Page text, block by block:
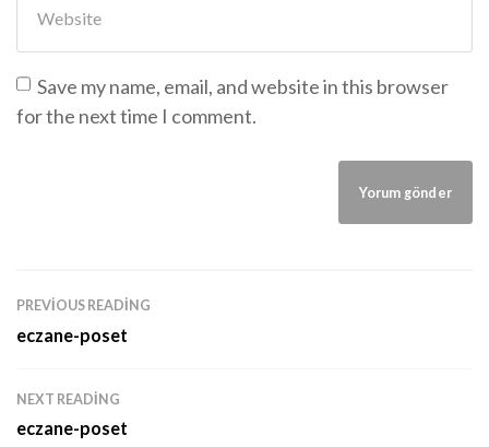
Save my name, email, and website in this browser
for the next time I comment.
PREVIOUS READING
eczane-poset
NEXT READING
eczane-poset